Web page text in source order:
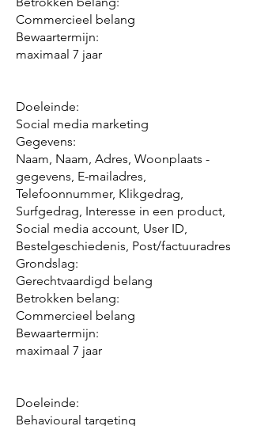
Commercieel belang
Bewaartermijn:
maximaal 7 jaar
Doeleinde:
Social media marketing
Gegevens:
Naam, Naam, Adres, Woonplaats -
gegevens, E-mailadres,
Telefoonnummer, Klikgedrag,
Surfgedrag, Interesse in een product,
Social media account, User ID,
Bestelgeschiedenis, Post/factuuradres
Grondslag:
Gerechtvaardigd belang
Betrokken belang:
Commercieel belang
Bewaartermijn:
maximaal 7 jaar
Doeleinde:
Behavioural targeting